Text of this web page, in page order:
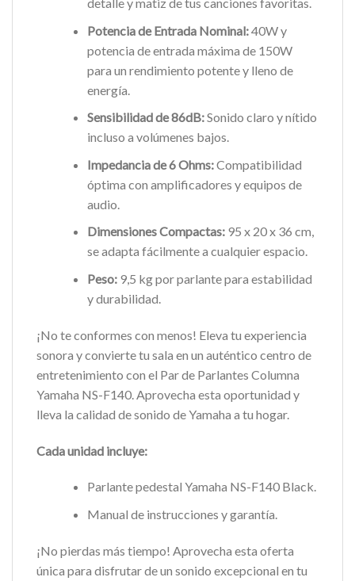
Potencia de Entrada Nominal:40W y
potencia de entrada máxima de 150W
para un rendimiento potente y lleno de
energía.
Sensibilidad de 86dB:Sonido claro y nítido
incluso a volúmenes bajos.
Impedancia de 6 Ohms:Compatibilidad
óptima con amplificadores y equipos de
audio.
Dimensiones Compactas: 95 x 20 x 36 cm,
se adapta fácilmente a cualquier espacio.
Peso: 9,5 kg por parlante para estabilidad
y durabilidad.
¡No te conformes con menos! Eleva tu experiencia
sonora y convierte tu sala en un auténtico centro de
entretenimiento con el Par de Parlantes Columna
Yamaha NS-F140. Aprovecha esta oportunidad y
lleva la calidad de sonido de Yamaha a tu hogar.
Cada unidad incluye:
Parlante pedestal Yamaha NS-F140 Black.
Manual de instrucciones y garantía.
¡No pierdas más tiempo! Aprovecha esta oferta
única para disfrutar de un sonido excepcional en tu